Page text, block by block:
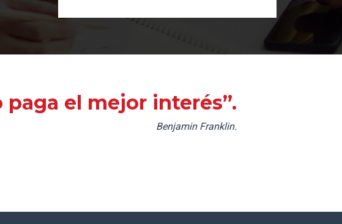
el mejor interés”.
Benjamin Franklin.